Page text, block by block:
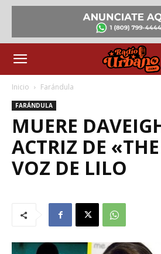
Inicio Farándula
FARÁNDULA
MUERE
ACTRIZ DE
VOZ DE LILO